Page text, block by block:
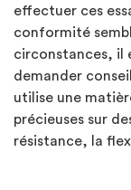
effectuer ces
conformité
circonstances, il
demander
utilise une
précieuses sur
résistance, la